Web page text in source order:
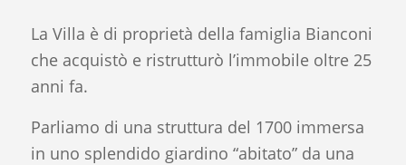
La Villa è di proprietà della famiglia Bianconi
che acquistò e ristrutturò l’immobile oltre 25
anni fa.
Parliamo di una struttura del 1700 immersa
in uno splendido giardino “abitato” da una